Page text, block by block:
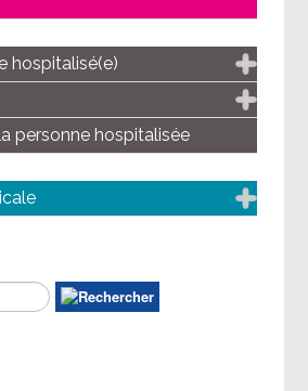
hospitalisé(e)
personne hospitalisée